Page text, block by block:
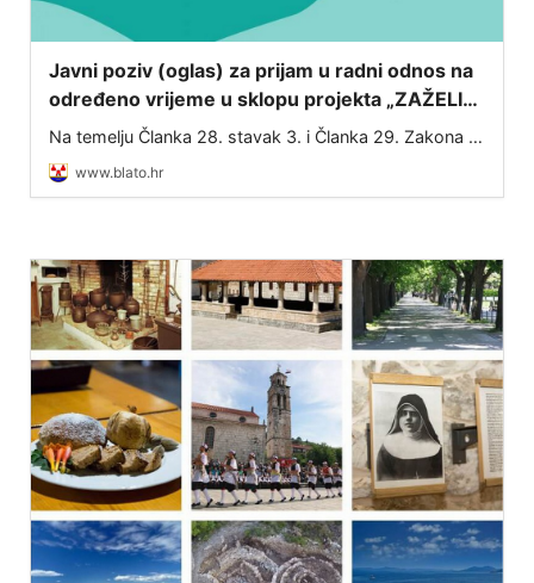
Javni poziv (oglas) za prijam u radni odnos na
određeno vrijeme u sklopu projekta „ZAŽELI–
nisi sam“
Na temelju Članka 28. stavak 3. i Članka 29. Zakona o
službenicima i namještenicima u lokalnoj i područnoj
(regionalnoj) samoupravi (NN 86/08, 61/11, 04/18,
www.blato.hr